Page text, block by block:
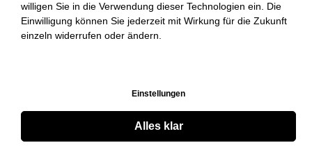
willigen Sie in die Verwendung dieser Technologien ein. Die
Einwilligung können Sie jederzeit mit Wirkung für die Zukunft
einzeln widerrufen oder ändern.
Einstellungen
Alles klar